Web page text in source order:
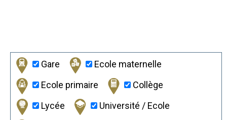
Gare
Ecole maternelle
Ecole primaire
Collège
Lycée
Université / Ecole